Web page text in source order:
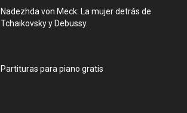
Nadezhda von Meck: La mujer detrás de
Tchaikovsky y Debussy.
Partituras para piano gratis